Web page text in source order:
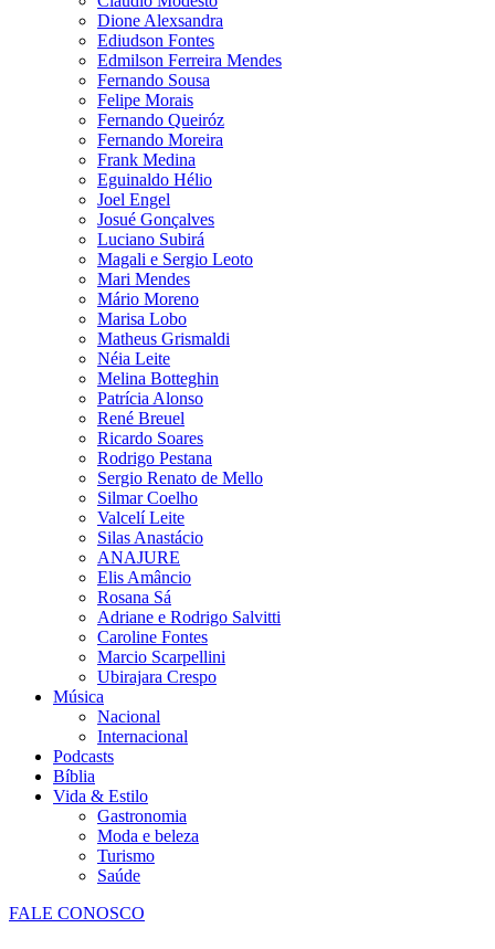
Dione Alexsandra
Ediudson Fontes
Edmilson Ferreira Mendes
Fernando Sousa
Felipe Morais
Fernando Queiróz
Fernando Moreira
Frank Medina
Eguinaldo Hélio
Joel Engel
Josué Gonçalves
Luciano Subirá
Magali e Sergio Leoto
Mari Mendes
Mário Moreno
Marisa Lobo
Matheus Grismaldi
Néia Leite
Melina Botteghin
Patrícia Alonso
René Breuel
Ricardo Soares
Rodrigo Pestana
Sergio Renato de Mello
Silmar Coelho
Valcelí Leite
Silas Anastácio
ANAJURE
Elis Amâncio
Rosana Sá
Adriane e Rodrigo Salvitti
Caroline Fontes
Marcio Scarpellini
Ubirajara Crespo
Música
Nacional
Internacional
Podcasts
Bíblia
Vida & Estilo
Gastronomia
Moda e beleza
Turismo
Saúde
FALE CONOSCO